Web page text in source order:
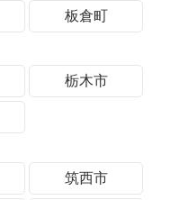
板倉町
栃木市
筑西市